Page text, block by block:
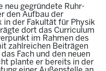
neu gegründete Ruhr-
den Aufbau der
in der Fakultät für Physik
dort das Curriculum
im Rahmen des
zahlreichen Beiträgen
Fach und den neuen
plante er bereits in der